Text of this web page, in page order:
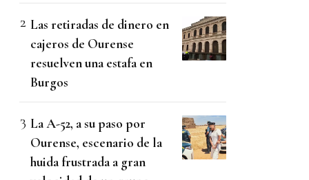
Las retiradas de dinero en
cajeros de Ourense
resuelven una estafa en
Burgos
La A-52, a su paso por
Ourense, escenario de la
huida frustrada a gran